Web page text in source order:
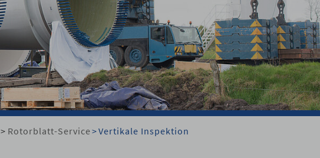
> Rotorblatt-Service>Vertikale Inspektion